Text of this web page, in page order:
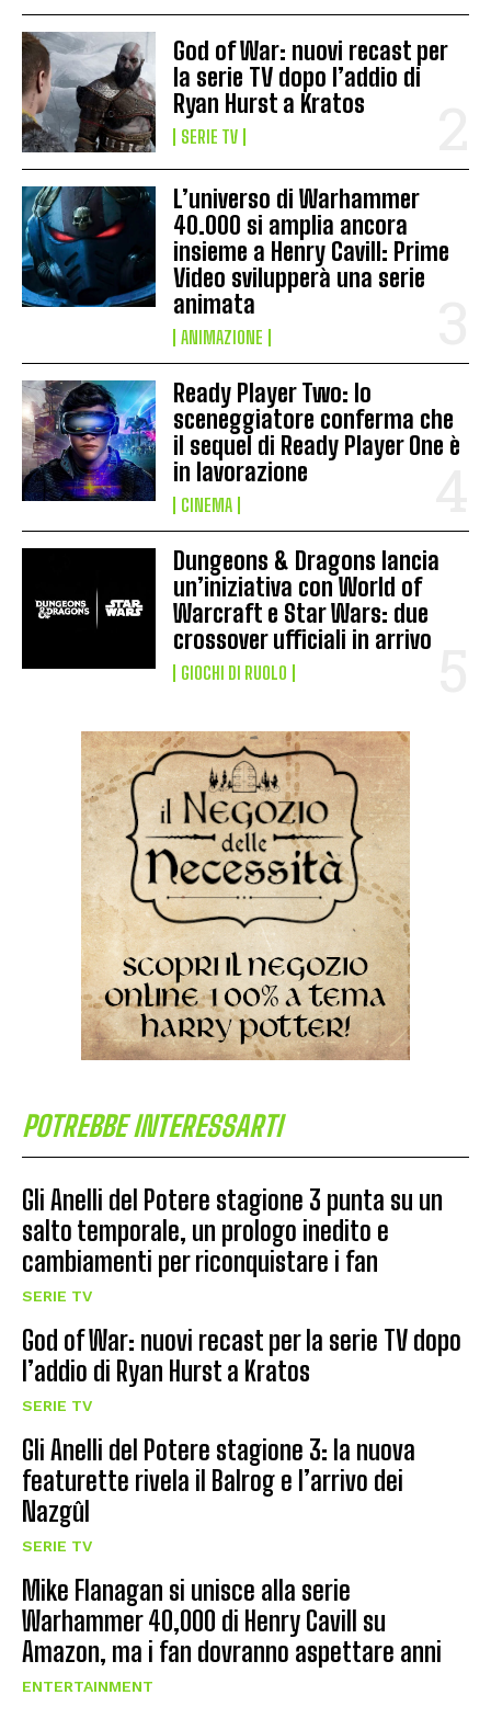
God of War: nuovi recast per
la serie TV dopo l’addio di
Ryan Hurst a Kratos
SERIE TV
L’universo di Warhammer
40.000 si amplia ancora
insieme a Henry Cavill: Prime
Video svilupperà una serie
animata
ANIMAZIONE
Ready Player Two: lo
sceneggiatore conferma che
il sequel di Ready Player One è
in lavorazione
CINEMA
Dungeons & Dragons lancia
un’iniziativa con World of
Warcraft e Star Wars: due
crossover ufficiali in arrivo
GIOCHI DI RUOLO
POTREBBE INTERESSARTI
Gli Anelli del Potere stagione 3 punta su un
salto temporale, un prologo inedito e
cambiamenti per riconquistare i fan
SERIE TV
God of War: nuovi recast per la serie TV dopo
l’addio di Ryan Hurst a Kratos
SERIE TV
Gli Anelli del Potere stagione 3: la nuova
featurette rivela il Balrog e l’arrivo dei
Nazgûl
SERIE TV
Mike Flanagan si unisce alla serie
Warhammer 40,000 di Henry Cavill su
Amazon, ma i fan dovranno aspettare anni
ENTERTAINMENT